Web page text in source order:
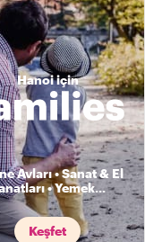
Hanoi için
Avları • Sanat & El
• Yemek...
Keşfet